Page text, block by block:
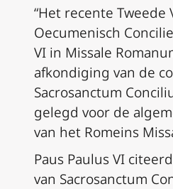
“Het recente Tweede
Oecumenisch
VI in Missale
afkondiging van de
Sacrosanctum
gelegd voor de
van het Romeins
Paus Paulus VI
van Sacrosanctum